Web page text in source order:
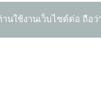
นใช้งานเว็บไซต์ต่อ ถือ